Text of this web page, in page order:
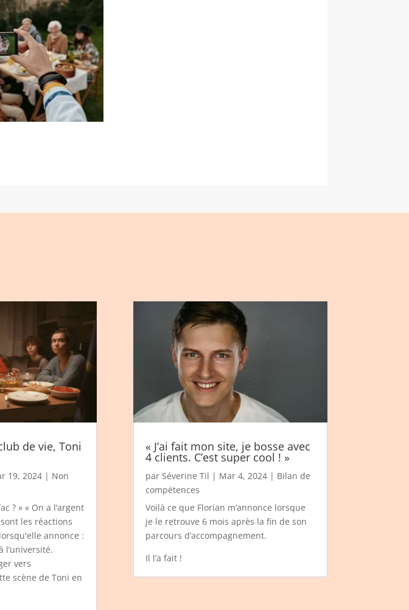
de vie, Toni
19, 2024| Non
? » « On a l’argent
les réactions
annonce :
l’université.
vers
scène de Toni en
« J’ai fait mon site, je bosse avec
4 clients. C’est super cool ! »
par Séverine Til | Mar 4, 2024| Bilan de
compétences
Voilà ce que Florian m’annonce lorsque
je le retrouve 6 mois après la fin de son
parcours d’accompagnement.
Il l’a fait !